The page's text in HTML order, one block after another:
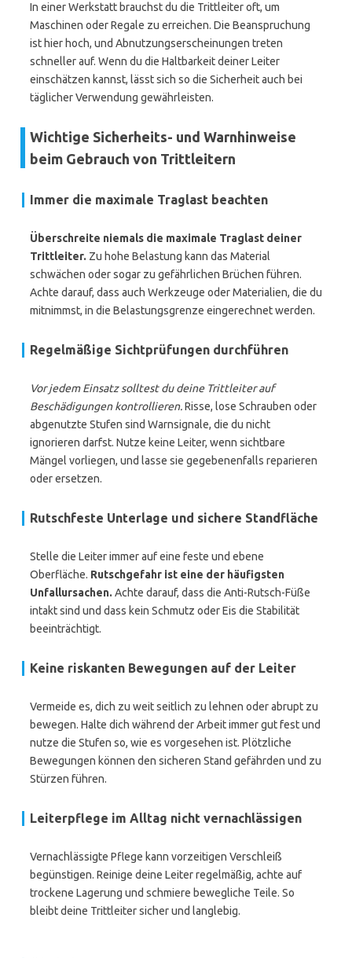
In einer Werkstatt brauchst du die Trittleiter oft, um
Maschinen oder Regale zu erreichen. Die Beanspruchung
ist hier hoch, und Abnutzungserscheinungen treten
schneller auf. Wenn du die Haltbarkeit deiner Leiter
einschätzen kannst, lässt sich so die Sicherheit auch bei
täglicher Verwendung gewährleisten.
Wichtige Sicherheits- und Warnhinweise
beim Gebrauch von Trittleitern
Immer die maximale Traglast beachten
Überschreite niemals die maximale Traglast deiner
Trittleiter. Zu hohe Belastung kann das Material
schwächen oder sogar zu gefährlichen Brüchen führen.
Achte darauf, dass auch Werkzeuge oder Materialien, die du
mitnimmst, in die Belastungsgrenze eingerechnet werden.
Regelmäßige Sichtprüfungen durchführen
Vor jedem Einsatz solltest du deine Trittleiter auf
Beschädigungen kontrollieren.Risse, lose Schrauben oder
abgenutzte Stufen sind Warnsignale, die du nicht
ignorieren darfst. Nutze keine Leiter, wenn sichtbare
Mängel vorliegen, und lasse sie gegebenenfalls reparieren
oder ersetzen.
Rutschfeste Unterlage und sichere Standfläche
Stelle die Leiter immer auf eine feste und ebene
Oberfläche. Rutschgefahr ist eine der häufigsten
Unfallursachen. Achte darauf, dass die Anti-Rutsch-Füße
intakt sind und dass kein Schmutz oder Eis die Stabilität
beeinträchtigt.
Keine riskanten Bewegungen auf der Leiter
Vermeide es, dich zu weit seitlich zu lehnen oder abrupt zu
bewegen. Halte dich während der Arbeit immer gut fest und
nutze die Stufen so, wie es vorgesehen ist. Plötzliche
Bewegungen können den sicheren Stand gefährden und zu
Stürzen führen.
Leiterpflege im Alltag nicht vernachlässigen
Vernachlässigte Pflege kann vorzeitigen Verschleiß
begünstigen. Reinige deine Leiter regelmäßig, achte auf
trockene Lagerung und schmiere bewegliche Teile. So
bleibt deine Trittleiter sicher und langlebig.